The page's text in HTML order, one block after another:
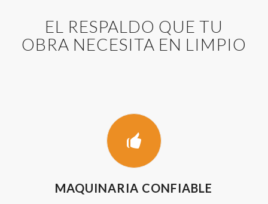
EL RESPALDO QUE TU
OBRA NECESITA EN LIMPIO
MAQUINARIA CONFIABLE